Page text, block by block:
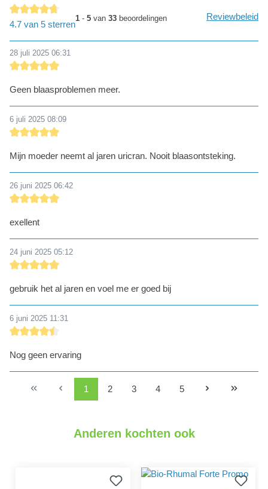
detail.reviewAvgRatingAltText
4.7 van 5 sterren
1 - 5 van 33 beoordelingen Reviewbeleid
28 juli 2025 06:31
Geen blaasproblemen meer.
6 juli 2025 08:09
Mijn moeder neemt al jaren uricran. Nooit blaasontsteking.
26 juni 2025 06:42
exellent
24 juni 2025 05:12
gebruik het al jaren en voel me er goed bij
6 juni 2025 11:31
Nog geen ervaring
1 2 3 4 5
Anderen kochten ook